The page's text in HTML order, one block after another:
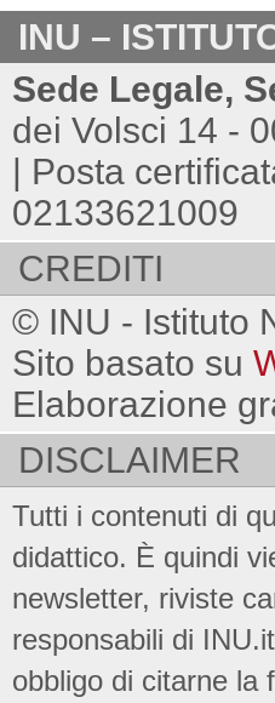
INU –
Sede Legale,
dei Volsci 14 -
| Posta
02133621009
CREDITI
© INU - Istituto
Sito basato su
Elaborazione
DISCLAIMER
Tutti i contenuti di
didattico. È quindi
newsletter, riviste
responsabili di
obbligo di citarne la